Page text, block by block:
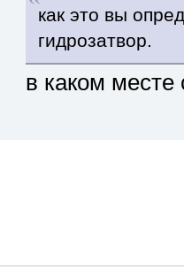
как это вы
гидрозатвор.
в каком месте